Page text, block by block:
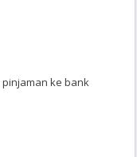
ke bank